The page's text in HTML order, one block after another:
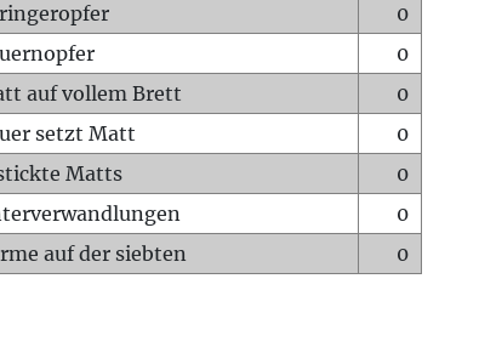
0
0
auf vollem Brett
0
setzt Matt
0
Matts
0
0
auf der siebten
0